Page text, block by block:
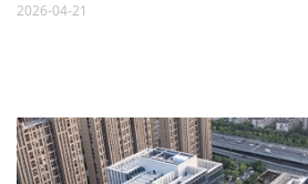
2026-04-21